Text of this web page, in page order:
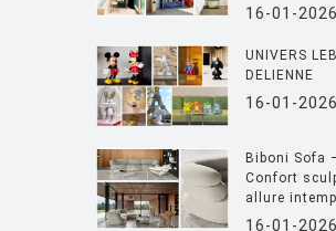
16-01-2026
UNIVERS
DELIENNE
16-01-2026
Biboni Sofa
Confort
allure
16-01-2026